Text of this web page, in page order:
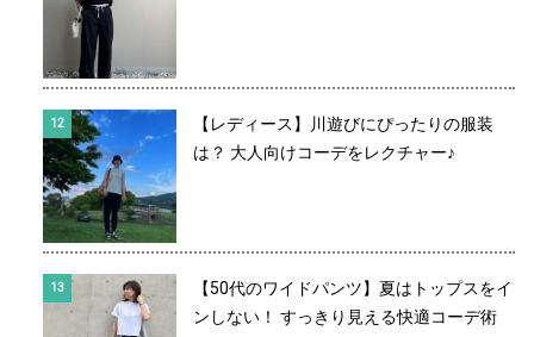
【レディース】川遊びにぴったりの服装
は？ 大人向けコーデをレクチャー♪
【50代のワイドパンツ】夏はトップスをイ
ンしない！ すっきり見える快適コーデ術